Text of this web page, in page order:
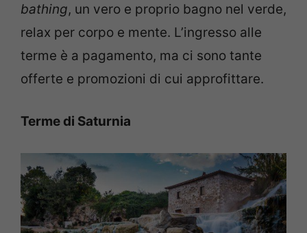
bathing, un vero e proprio bagno nel verde,
relax per corpo e mente. L’ingresso alle
terme è a pagamento, ma ci sono tante
offerte e promozioni di cui approfittare.
Terme di Saturnia